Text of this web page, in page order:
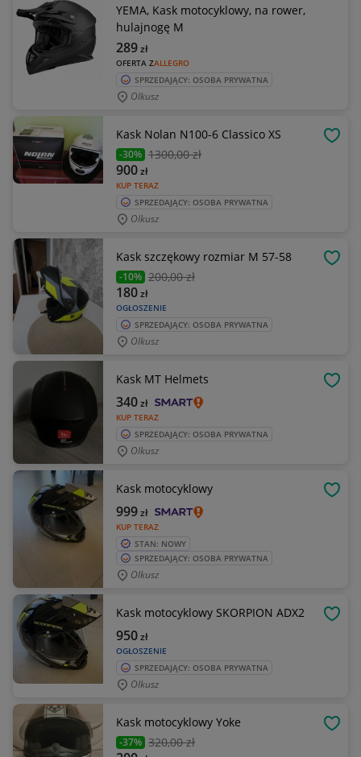
YEMA, Kask motocyklowy, na rower,
hulajnogę M
OFERTA ZALLEGRO
289zł
SPRZEDAJĄCY: OSOBA PRYWATNA
Olkusz
Kask Nolan N100-6 Classico XS
-30% 1300,00 zł
KUP TERAZ
900zł
SPRZEDAJĄCY: OSOBA PRYWATNA
Olkusz
Kask szczękowy rozmiar M 57-58
-10% 200,00 zł
OGŁOSZENIE
180zł
SPRZEDAJĄCY: OSOBA PRYWATNA
Olkusz
Kask MT Helmets
KUP TERAZ
340zł
SPRZEDAJĄCY: OSOBA PRYWATNA
Olkusz
Kask motocyklowy
KUP TERAZ
999zł
STAN: NOWY
SPRZEDAJĄCY: OSOBA PRYWATNA
Olkusz
Kask motocyklowy SKORPION ADX2
OGŁOSZENIE
950zł
SPRZEDAJĄCY: OSOBA PRYWATNA
Olkusz
Kask motocyklowy Yoke
-37% 320,00 zł